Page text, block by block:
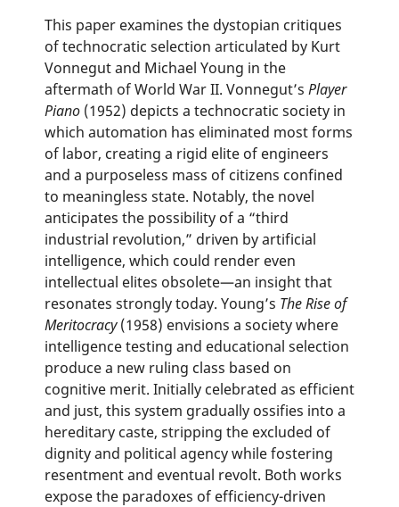
This paper examines the dystopian critiques
of technocratic selection articulated by Kurt
Vonnegut and Michael Young in the
aftermath of World War II. Vonnegut’s Player
Piano(1952) depicts a technocratic society in
which automation has eliminated most forms
of labor, creating a rigid elite of engineers
and a purposeless mass of citizens confined
to meaningless state. Notably, the novel
anticipates the possibility of a “third
industrial revolution,” driven by artificial
intelligence, which could render even
intellectual elites obsolete—an insight that
resonates strongly today. Young’s The Rise of
Meritocracy(1958) envisions a society where
intelligence testing and educational selection
produce a new ruling class based on
cognitive merit. Initially celebrated as efficient
and just, this system gradually ossifies into a
hereditary caste, stripping the excluded of
dignity and political agency while fostering
resentment and eventual revolt. Both works
expose the paradoxes of efficiency-driven